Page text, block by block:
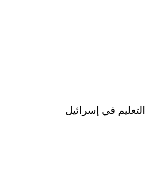
التعليم في إسرائيل